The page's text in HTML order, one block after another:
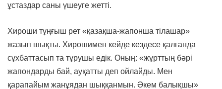
ұстаздар саны үшеуге жетті.
Хироши тұңғыш рет «қазақша-жапонша тілашар»
жазып шықты. Хирошимен кейде кездесе қалғанда
сұхбаттасып та тұрушы едік. Оның: «жұрттың бәрі
жапондарды бай, ауқатты деп ойлайды. Мен
қарапайым жанұядан шыққанмын. Әкем балықшы»